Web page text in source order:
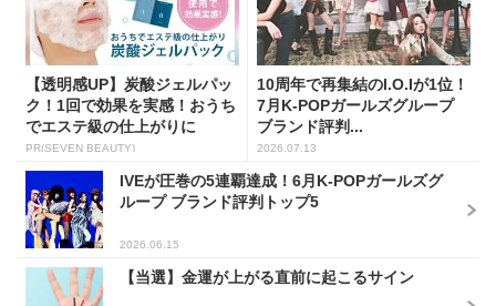
【透明感UP】炭酸ジェルパッ
ク！1回で効果を実感！おうち
でエステ級の仕上がりに
PR(SEVEN BEAUTY)
10周年で再集結のI.O.Iが1位！
7月K-POPガールズグループ
ブランド評判...
2026.07.13
IVEが圧巻の5連覇達成！6月K-POPガールズグ
ループ ブランド評判トップ5
2026.06.15
【当選】金運が上がる直前に起こるサイン